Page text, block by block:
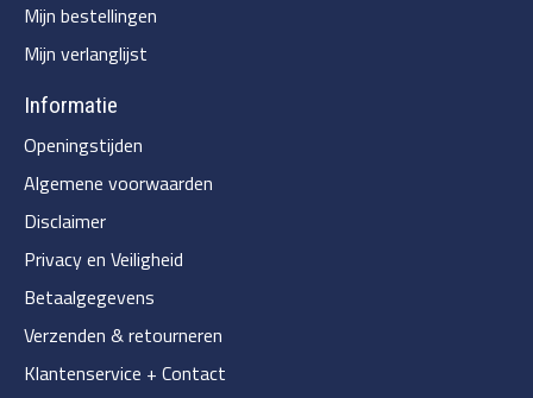
Mijn bestellingen
Mijn verlanglijst
Informatie
Openingstijden
Algemene voorwaarden
Disclaimer
Privacy en Veiligheid
Betaalgegevens
Verzenden & retourneren
Klantenservice + Contact